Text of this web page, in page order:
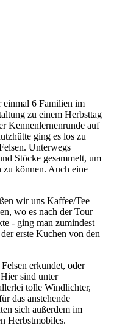
einmal 6 Familien im
zu einem Herbsttag
Kennenlernenrunde auf
ging es los zu
Unterwegs
Stöcke gesammelt, um
zu können. Auch eine
wir uns Kaffee/Tee
wo es nach der Tour
- ging man zumindest
erste Kuchen von den
erkundet, oder
sind unter
tolle Windlichter,
das anstehende
sich außerdem im
Herbstmobiles.